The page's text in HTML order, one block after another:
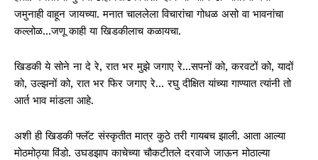
जमुनाही वाहून जायच्या. मनात चाललेला विचारांचा गोधळ असो वा भावनांचा
कल्लोळ…जणू काही या खिडकीलाच कळायचा.
खिडकी ये सोने ना दे रे, रात भर मुझे जगाए रे…सपनों को, करवटों को, यादों
को, उल्झनों को, रात भर फिर जगाए रे… रघु दीक्षित यांच्या गाण्यात त्यांनी तो
आर्त भाव मांडला आहे.
अशी ही खिडकी फ्लॅट संस्कृतीत मात्र कुठे तरी गायबच झाली. आता आल्या
मोठमोठ्या विंडो. उघडझाप काचेच्या चौकटीतले दरवाजे जाऊन मोठाल्या